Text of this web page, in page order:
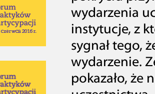
wydarzenia
instytucje, z
sygnał tego,
wydarzenie.
pokazało, że